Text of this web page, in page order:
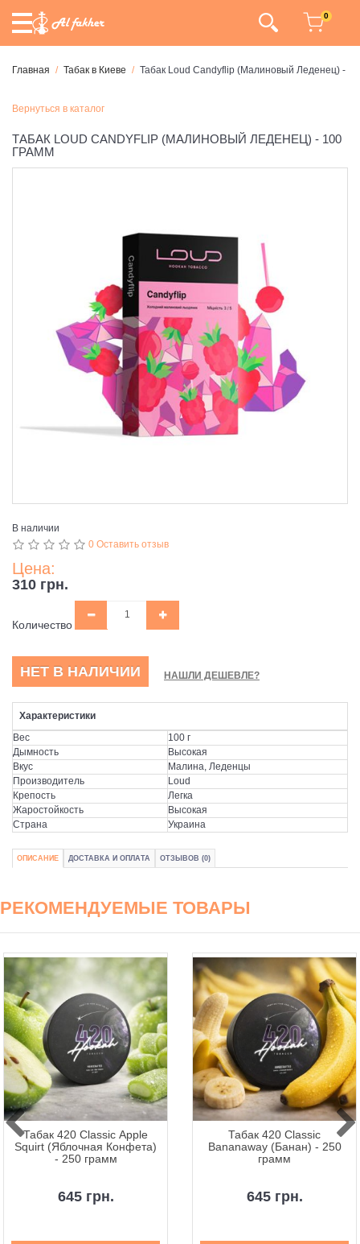
0
Главная Табак в Киеве Табак Loud Candyflip (Малиновый Леденец) -
Вернуться в каталог
ТАБАК LOUD CANDYFLIP (МАЛИНОВЫЙ ЛЕДЕНЕЦ) - 100
ГРАММ
В наличии
0 Оставить отзыв
Цена:
310 грн.
Количество
НЕТ В НАЛИЧИИ НАШЛИ ДЕШЕВЛЕ?
Характеристики
Вес
100 г
Дымность
Высокая
Вкус
Малина, Леденцы
Производитель
Loud
Крепость
Легка
Жаростойкость
Высокая
Страна
Украина
ОПИСАНИЕ ДОСТАВКА И ОПЛАТА ОТЗЫВОВ (0)
РЕКОМЕНДУЕМЫЕ ТОВАРЫ
Табак 420 Classic Apple
Squirt (Яблочная Конфета)
- 250 грамм
645 грн.
Табак 420 Classic
Bananaway (Банан) - 250
грамм
645 грн.